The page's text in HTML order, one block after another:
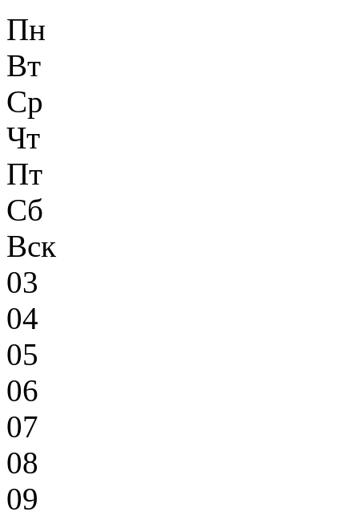
Пн
Вт
Ср
Чт
Пт
Сб
Вск
03
04
05
06
07
08
09